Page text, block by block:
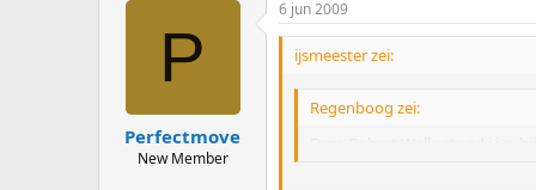
P
Perfectmove
New Member
6 jun 2009
ijsmeester zei:
Regenboog zei: